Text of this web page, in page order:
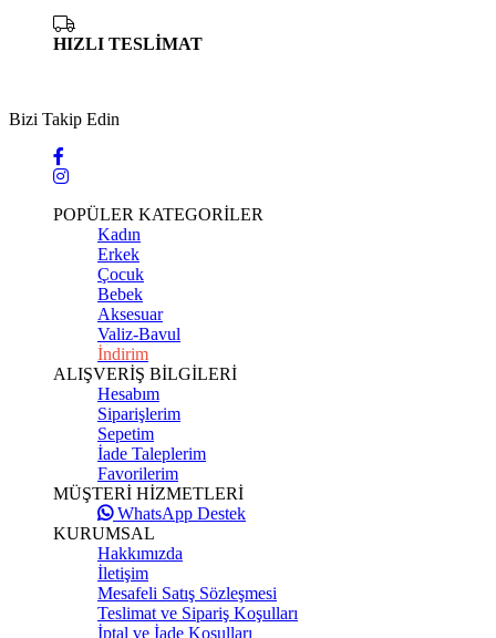
HIZLI TESLİMAT
Bizi Takip Edin
POPÜLER KATEGORİLER
Kadın
Erkek
Çocuk
Bebek
Aksesuar
Valiz-Bavul
İndirim
ALIŞVERİŞ BİLGİLERİ
Hesabım
Siparişlerim
Sepetim
İade Taleplerim
Favorilerim
MÜŞTERİ HİZMETLERİ
WhatsApp Destek
KURUMSAL
Hakkımızda
İletişim
Mesafeli Satış Sözleşmesi
Teslimat ve Sipariş Koşulları
İptal ve İade Koşulları